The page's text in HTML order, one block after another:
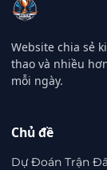
Website chia sẻ
thao và nhiều
mỗi ngày.
Chủ đề
Dự Đoán Trận